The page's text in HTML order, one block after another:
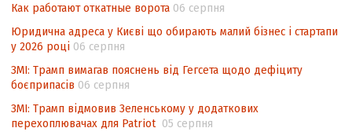
Інформаційна безпека суспільства
Как работают откатные ворота 06 серпня
Юридична адреса у Києві що обирають малий бізнес і стартапи
у 2026 році 06 серпня
ЗМІ: Трамп вимагав пояснень від Гегсета щодо дефіциту
боєприпасів 06 серпня
ЗМІ: Трамп відмовив Зеленському у додаткових
перехоплювачах для Patriot 05 серпня